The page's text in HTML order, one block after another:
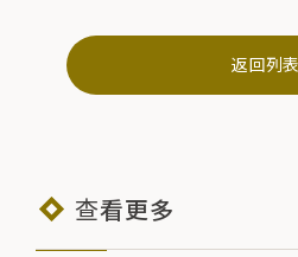
返回列表
查看更多